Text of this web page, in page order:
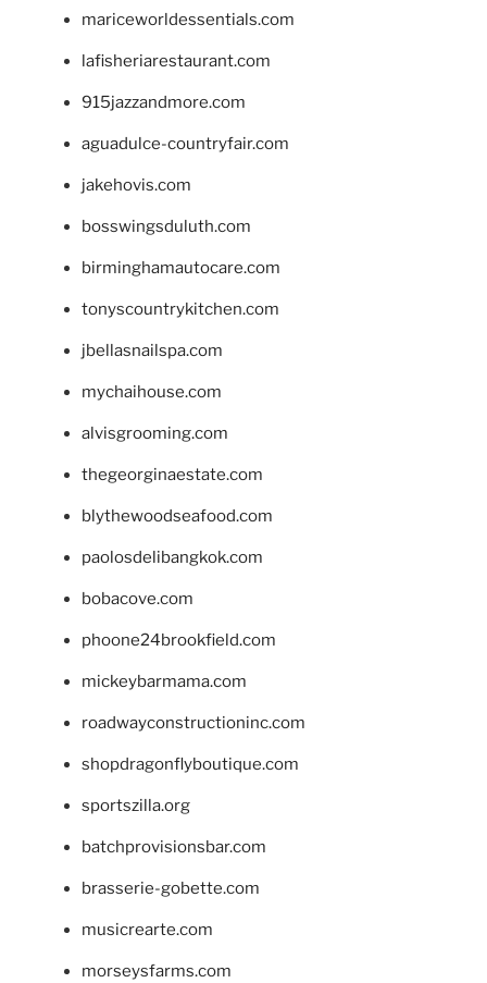
mariceworldessentials.com
lafisheriarestaurant.com
915jazzandmore.com
aguadulce-countryfair.com
jakehovis.com
bosswingsduluth.com
birminghamautocare.com
tonyscountrykitchen.com
jbellasnailspa.com
mychaihouse.com
alvisgrooming.com
thegeorginaestate.com
blythewoodseafood.com
paolosdelibangkok.com
bobacove.com
phoone24brookfield.com
mickeybarmama.com
roadwayconstructioninc.com
shopdragonflyboutique.com
sportszilla.org
batchprovisionsbar.com
brasserie-gobette.com
musicrearte.com
morseysfarms.com